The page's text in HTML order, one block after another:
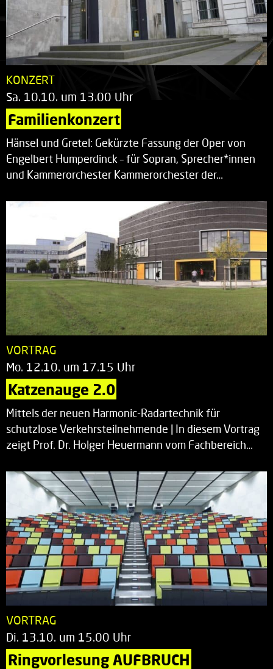
KONZERT
Sa. 10.10. um 13.00 Uhr
Familienkonzert
Hänsel und Gretel: Gekürzte Fassung der Oper von
Engelbert Humperdinck – für Sopran, Sprecher*innen
und Kammerorchester Kammerorchester der…
VORTRAG
Mo. 12.10. um 17.15 Uhr
Katzenauge 2.0
Mittels der neuen Harmonic-Radartechnik für
schutzlose Verkehrsteilnehmende | In diesem Vortrag
zeigt Prof. Dr. Holger Heuermann vom Fachbereich…
VORTRAG
Di. 13.10. um 15.00 Uhr
Ringvorlesung AUFBRUCH